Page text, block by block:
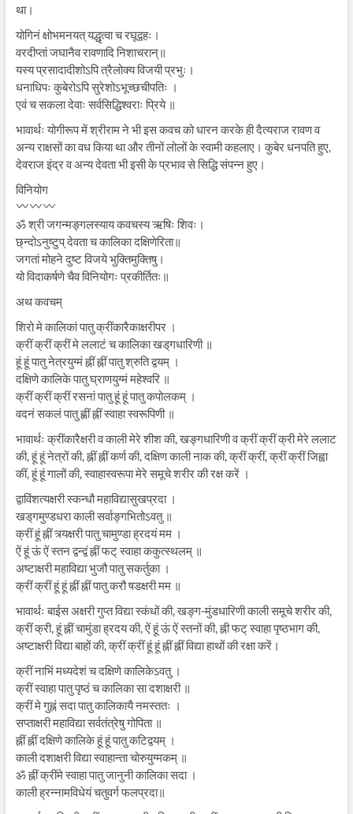
था।
योगिनं क्षोभमनयत् यद्धृत्वा च रघूद्वहः।
वरदीप्तां जघानैव रावणादि निशाचरान्॥
यस्य प्रसादादीशोऽपि त्रैलोक्य विजयी प्रभुः।
धनाधिपः कुबेरोऽपि सुरेशोऽभूच्छचीपतिः ।
एवं च सकला देवाः सर्वसिद्धिश्वराः प्रिये ॥
भावार्थः योगीरूप में श्रीराम ने भी इस कवच को धारन करके ही दैत्यराज रावण व
अन्य राक्षसों का वध किया था और तीनों लोलों के स्वामी कहलाए। कुबेर धनपति हुए,
देवराज इंद्र व अन्य देवता भी इसी के प्रभाव से सिद्धि संपन्न हुए।
विनियोग
ॐ श्री जगन्मङ्गलस्याय कवचस्य ऋषिः शिवः।
छ्न्दोऽनुष्टुप् देवता च कालिका दक्षिणेरिता॥
जगतां मोहने दुष्ट विजये भुक्तिमुक्तिषु।
यो विदाकर्षणे चैव विनियोगः प्रकीर्तितः॥
अथ कवचम्
शिरो मे कालिकां पातु क्रींकारैकाक्षरीपर ।
क्रीं क्रीं क्रीं मे ललाटं च कालिका खड्‌गधारिणी ॥
हूं हूं पातु नेत्रयुग्मं ह्नीं ह्नीं पातु श्रुति द्वयम् ।
दक्षिणे कालिके पातु घ्राणयुग्मं महेश्वरि ॥
क्रीं क्रीं क्रीं रसनां पातु हूं हूं पातु कपोलकम् ।
वदनं सकलं पातु ह्णीं ह्नीं स्वाहा स्वरूपिणी ॥
भावार्थः क्रींकारैक्षरी व काली मेरे शीश की, खङ्गधारिणी व क्रीं क्रीं क्री मेरे ललाट
की, हूं हूं नेत्रों की, ह्नीं ह्नीं कर्ण की, दक्षिण काली नाक की, क्रीं क्रीं, क्रीं क्रीं जिह्वा
कीं, हूं हूं गालों की, स्वाहास्वरूपा मेरे समूचे शरीर की रक्ष करें ।
द्वाविंशत्यक्षरी स्कन्धौ महाविद्यासुखप्रदा ।
खड्‌गमुण्डधरा काली सर्वाङ्गभितोऽवतु ॥
क्रीं हूं ह्नीं त्र्यक्षरी पातु चामुण्डा ह्रदयं मम ।
ऐं हूं ऊं ऐं स्तन द्वन्द्वं ह्नीं फट् स्वाहा ककुत्स्थलम् ॥
अष्टाक्षरी महाविद्या भुजौ पातु सकर्तुका ।
क्रीं क्रीं हूं हूं ह्नीं ह्नीं पातु करौ षडक्षरी मम ॥
भावार्थः बाईस अक्षरी गुप्त विद्या स्कंधों की, खङ्ग-मुंडधारिणी काली समूचे शरीर की,
क्रीं क्री, हूं ह्नीं चामुंडा ह्रदय की, ऐं हूं ऊं ऐं स्तनों की, ह्नी फट् स्वाहा पृष्ठभाग की,
अष्टाक्षरी विद्या बाहों की, क्रीं क्रीं हूं हूं ह्नीं ह्नीं विद्या हाथों की रक्षा करें।
क्रीं नाभिं मध्यदेशं च दक्षिणे कालिकेऽवतु ।
क्रीं स्वाहा पातु पृष्ठं च कालिका सा दशाक्षरी ॥
क्रीं मे गुह्नं सदा पातु कालिकायै नमस्ततः ।
सप्ताक्षरी महाविद्या सर्वतंत्रेषु गोपिता ॥
ह्नीं ह्नीं दक्षिणे कालिके हूं हूं पातु कटिद्वयम् ।
काली दशाक्षरी विद्या स्वाहान्ता चोरुयुग्मकम् ॥
ॐ ह्नीं क्रींमे स्वाहा पातु जानुनी कालिका सदा ।
काली ह्रन्नामविधेयं चतुवर्ग फलप्रदा॥